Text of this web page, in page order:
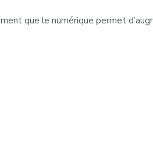
que le numérique permet